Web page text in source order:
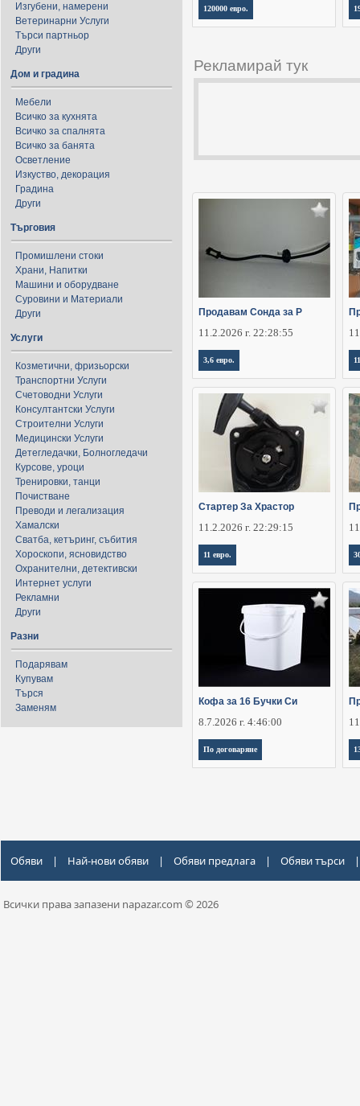
Изгубени, намерени
Ветеринарни Услуги
Търси партньор
Други
Дом и градина
Мебели
Всичко за кухнята
Всичко за спалнята
Всичко за банята
Осветление
Изкуство, декорация
Градина
Други
Търговия
Промишлени стоки
Храни, Напитки
Машини и оборудване
Суровини и Материали
Други
Услуги
Козметични, фризьорски
Транспортни Услуги
Счетоводни Услуги
Консултантски Услуги
Строителни Услуги
Медицински Услуги
Детегледачки, Болногледачи
Курсове, уроци
Тренировки, танци
Почистване
Преводи и легализация
Хамалски
Сватба, кетъринг, събития
Хороскопи, ясновидство
Охранителни, детективски
Интернет услуги
Рекламни
Други
Разни
Подарявам
Купувам
Търся
Заменям
120000 евро.
Рекламирай тук
Продавам Сонда за Р
11.2.2026 г. 22:28:55
3,6 евро.
Стартер За Храстор
11.2.2026 г. 22:29:15
11 евро.
Кофа за 16 Бучки Си
8.7.2026 г. 4:46:00
По договаряне
Обяви | Най-нови обяви | Обяви предлага | Обяви търси |
Всички права запазени napazar.com © 2026